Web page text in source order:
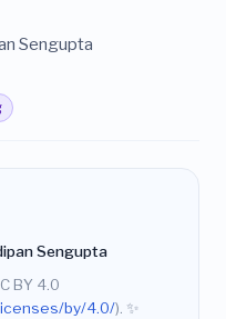
Sengupta
Sengupta
BY 4.0
by/4.0/). ✨